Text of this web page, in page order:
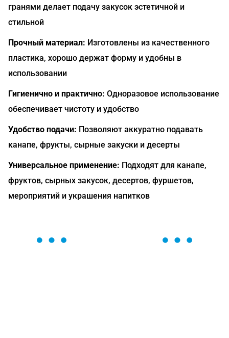
гранями делает подачу закусок эстетичной и
стильной
Прочный материал: Изготовлены из качественного
пластика, хорошо держат форму и удобны в
использовании
Гигиенично и практично: Одноразовое использование
обеспечивает чистоту и удобство
Удобство подачи: Позволяют аккуратно подавать
канапе, фрукты, сырные закуски и десерты
Универсальное применение: Подходят для канапе,
фруктов, сырных закусок, десертов, фуршетов,
мероприятий и украшения напитков